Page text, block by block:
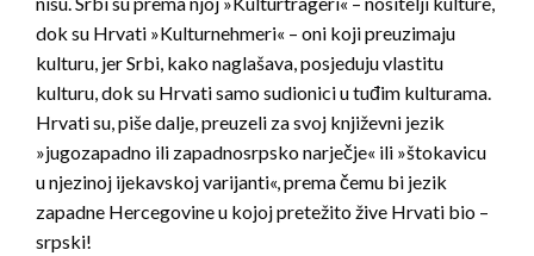
dok su Hrvati »Kulturnehmeri« – oni koji preuzimaju
kulturu, jer Srbi, kako naglašava, posjeduju vlastitu
kulturu, dok su Hrvati samo sudionici u tuđim kulturama.
Hrvati su, piše dalje, preuzeli za svoj književni jezik
»jugozapadno ili zapadnosrpsko narječje« ili »štokavicu
u njezinoj ijekavskoj varijanti«, prema čemu bi jezik
zapadne Hercegovine u kojoj pretežito žive Hrvati bio –
srpski!